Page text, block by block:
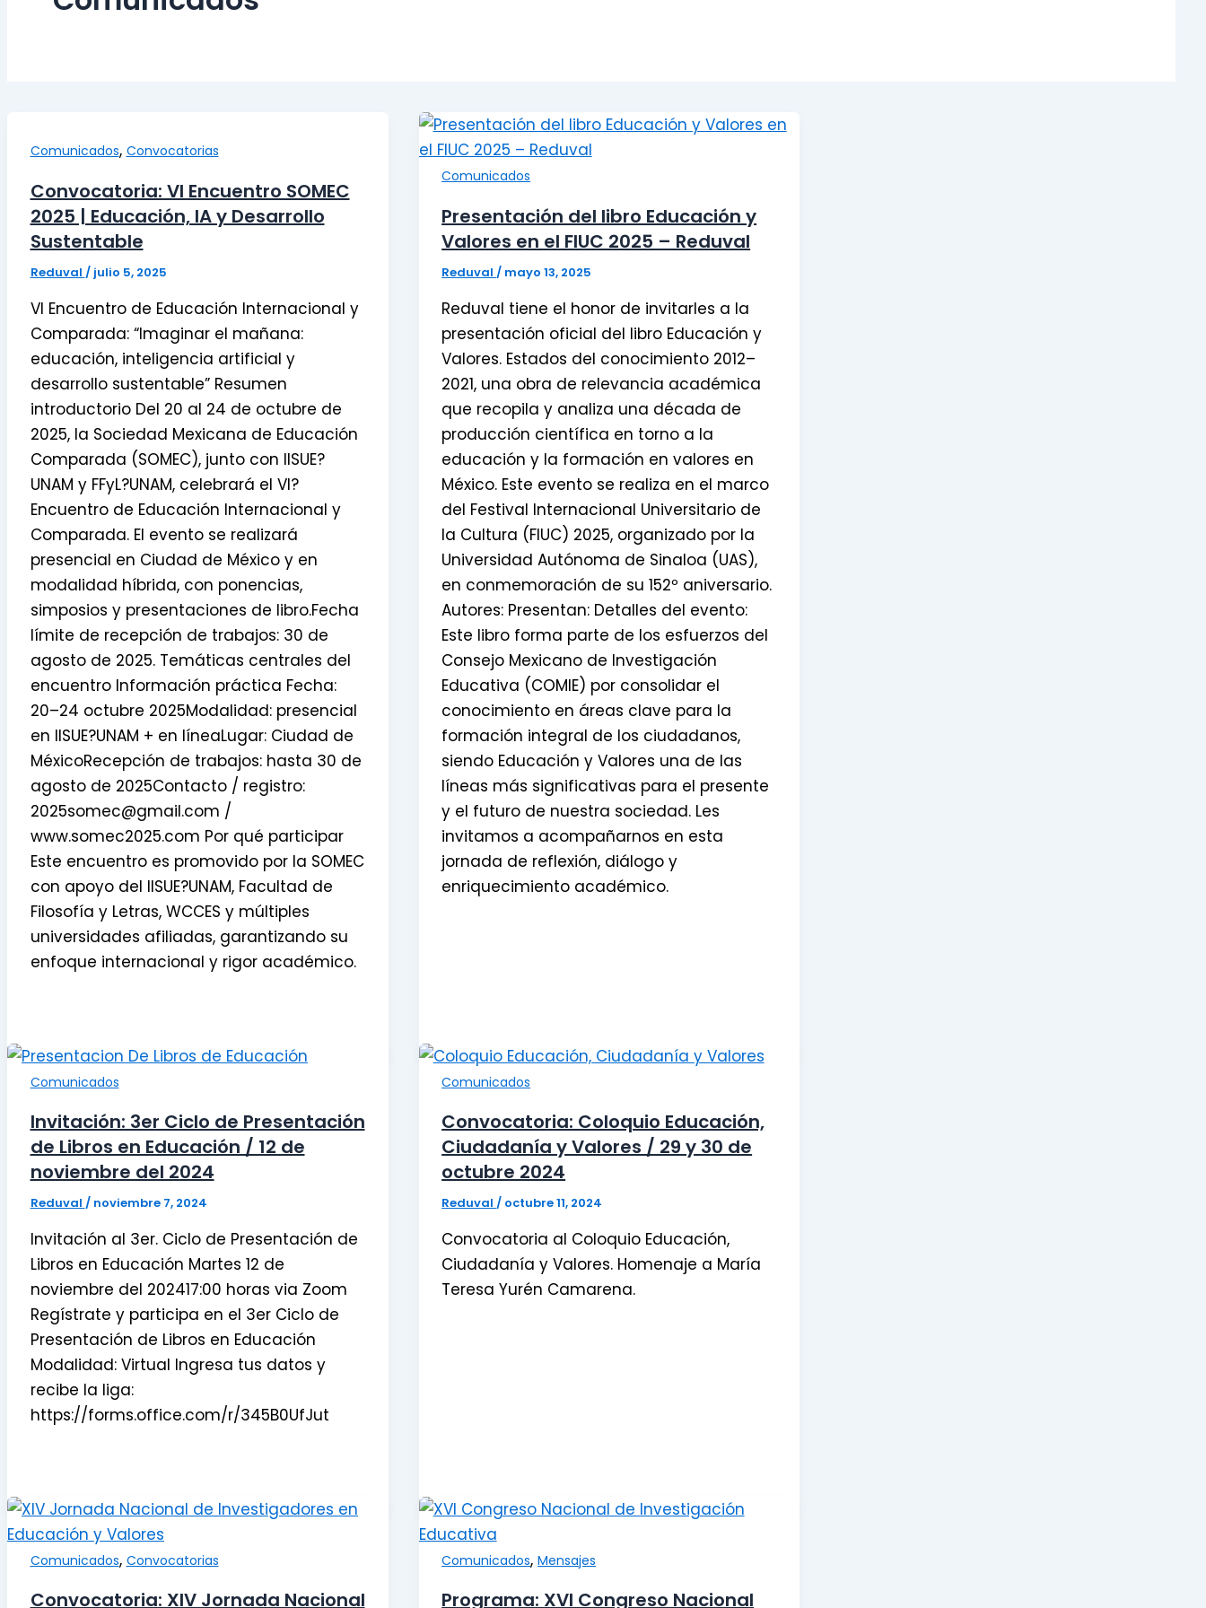
Comunicados, Convocatorias
Convocatoria: VI Encuentro SOMEC
2025 | Educación, IA y Desarrollo
Sustentable
Reduval / julio 5, 2025
VI Encuentro de Educación Internacional y
Comparada: “Imaginar el mañana:
educación, inteligencia artificial y
desarrollo sustentable” Resumen
introductorio Del 20 al 24 de octubre de
2025, la Sociedad Mexicana de Educación
Comparada (SOMEC), junto con IISUE?
UNAM y FFyL?UNAM, celebrará el VI?
Encuentro de Educación Internacional y
Comparada. El evento se realizará
presencial en Ciudad de México y en
modalidad híbrida, con ponencias,
simposios y presentaciones de libro.Fecha
límite de recepción de trabajos: 30 de
agosto de 2025. Temáticas centrales del
encuentro Información práctica Fecha:
20–24 octubre 2025Modalidad: presencial
en IISUE?UNAM + en líneaLugar: Ciudad de
MéxicoRecepción de trabajos: hasta 30 de
agosto de 2025Contacto / registro:
2025somec@gmail.com /
www.somec2025.com Por qué participar
Este encuentro es promovido por la SOMEC
con apoyo del IISUE?UNAM, Facultad de
Filosofía y Letras, WCCES y múltiples
universidades afiliadas, garantizando su
enfoque internacional y rigor académico.
Comunicados
Presentación del libro Educación y
Valores en el FIUC 2025 – Reduval
Reduval/ mayo 13, 2025
Reduval tiene el honor de invitarles a la
presentación oficial del libro Educación y
Valores. Estados del conocimiento 2012–
2021, una obra de relevancia académica
que recopila y analiza una década de
producción científica en torno a la
educación y la formación en valores en
México. Este evento se realiza en el marco
del Festival Internacional Universitario de
la Cultura (FIUC) 2025, organizado por la
Universidad Autónoma de Sinaloa (UAS),
en conmemoración de su 152º aniversario.
Autores: Presentan: Detalles del evento:
Este libro forma parte de los esfuerzos del
Consejo Mexicano de Investigación
Educativa (COMIE) por consolidar el
conocimiento en áreas clave para la
formación integral de los ciudadanos,
siendo Educación y Valores una de las
líneas más significativas para el presente
y el futuro de nuestra sociedad. Les
invitamos a acompañarnos en esta
jornada de reflexión, diálogo y
enriquecimiento académico.
Comunicados
Invitación: 3er Ciclo de Presentación
de Libros en Educación / 12 de
noviembre del 2024
Reduval / noviembre 7, 2024
Invitación al 3er. Ciclo de Presentación de
Libros en Educación Martes 12 de
noviembre del 202417:00 horas via Zoom
Regístrate y participa en el 3er Ciclo de
Presentación de Libros en Educación
Modalidad: Virtual Ingresa tus datos y
recibe la liga:
https://forms.office.com/r/345B0UfJut
Comunicados
Convocatoria: Coloquio Educación,
Ciudadanía y Valores / 29 y 30 de
octubre 2024
Reduval/ octubre 11, 2024
Convocatoria al Coloquio Educación,
Ciudadanía y Valores. Homenaje a María
Teresa Yurén Camarena.
Comunicados, Convocatorias
Convocatoria: XIV Jornada Nacional
Comunicados,Mensajes
Programa: XVI Congreso Nacional